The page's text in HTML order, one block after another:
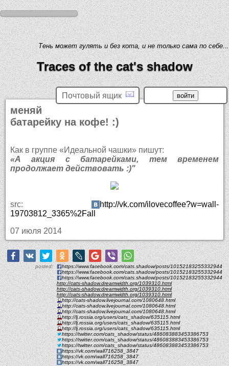
Тень может гулять и без кота, и не только сама по себе...
Traces of the cat's shadow
Почтовый ящик
меняй
батарейку на кофе! :)
Как в группе «Идеальной чашки» пишут:
«А акция с батарейками, тем временем
продолжает действовать :)"
src:
http://vk.com/ilovecoffee?w=wall-
19703812_3365%2Fall
07 июля 2014
posted:
https://www.facebook.com/cats.shadow/posts/10152183255332944
https://www.facebook.com/cats.shadow/posts/10152183255332944
https://www.facebook.com/cats.shadow/posts/10152183255332944
http://cats-shadow.dreamwidth.org/1039310.html
http://cats-shadow.dreamwidth.org/1039310.html
http://cats-shadow.dreamwidth.org/1039310.html
http://cats-shadow.livejournal.com/1080648.html
http://cats-shadow.livejournal.com/1080648.html
http://cats-shadow.livejournal.com/1080648.html
http://lj.rossia.org/users/cats_shadow/635115.html
http://lj.rossia.org/users/cats_shadow/635115.html
http://lj.rossia.org/users/cats_shadow/635115.html
https://twitter.com/cats_shadow/status/486083883453386753
https://twitter.com/cats_shadow/status/486083883453386753
https://twitter.com/cats_shadow/status/486083883453386753
https://vk.com/wall716258_3847
https://vk.com/wall716258_3847
https://vk.com/wall716258_3847